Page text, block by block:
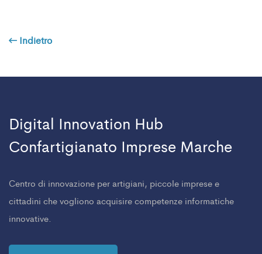
Indietro
Digital Innovation Hub
Confartigianato Imprese Marche
Centro di innovazione per artigiani, piccole imprese e
cittadini che vogliono acquisire competenze informatiche
innovative.